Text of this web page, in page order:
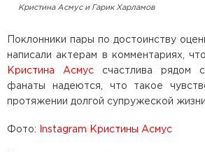
Кристина Асмус и Гарик Харламов
Поклонники пары по достоинству
написали актерам в комментариях,
Кристина Асмус счастлива рядом
фанаты надеются, что такое
протяжении долгой супружеской жизни.
Фото: Instagram Кристины Асмус